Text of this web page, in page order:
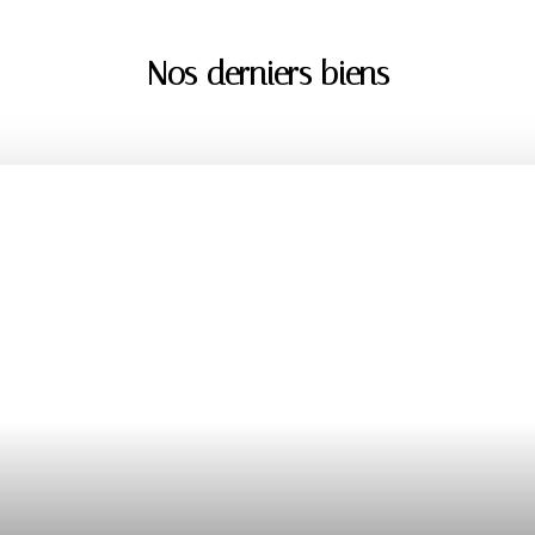
Nos derniers biens